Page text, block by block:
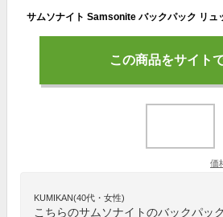
この商品をサイト
価
KUMIKAN(40代・女性)
こちらのサムソナイトのバックパッ